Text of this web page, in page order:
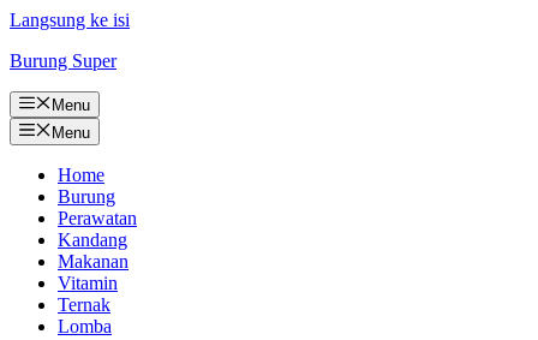
Langsung ke isi
Burung Super
Menu
Menu
Home
Burung
Perawatan
Kandang
Makanan
Vitamin
Ternak
Lomba